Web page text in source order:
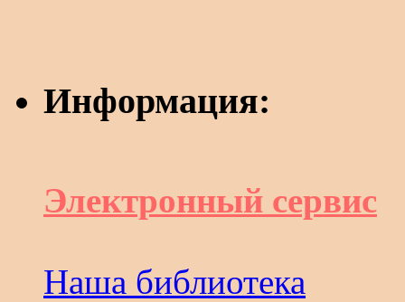
Информация:
Электронный сервис
Наша библиотека